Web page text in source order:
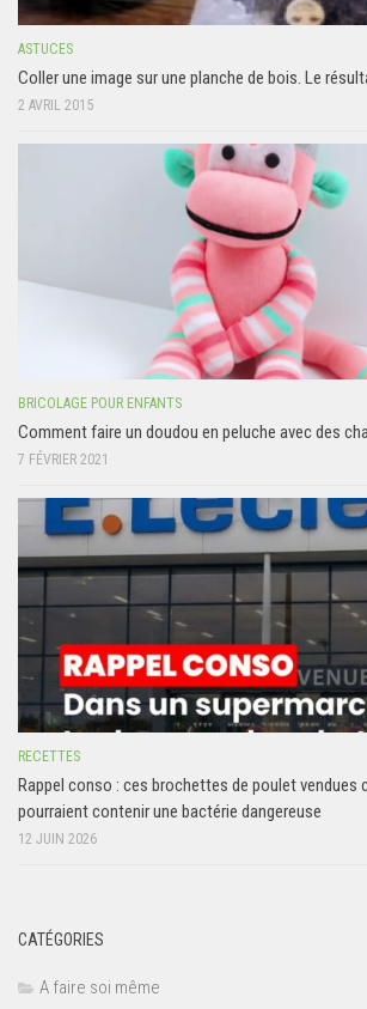
ASTUCES
Coller une image sur une planche de bois. Le
2 AVRIL 2015
BRICOLAGE POUR ENFANTS
Comment faire un doudou en peluche avec des
7 FÉVRIER 2021
RECETTES
Rappel conso : ces brochettes de poulet vendues
pourraient contenir une bactérie dangereuse
12 JUIN 2026
CATÉGORIES
A faire soi même